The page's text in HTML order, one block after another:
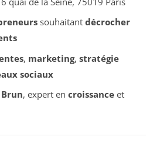
souhaitant décrocher
, marketing, stratégie
sociaux
, expert en croissanceet